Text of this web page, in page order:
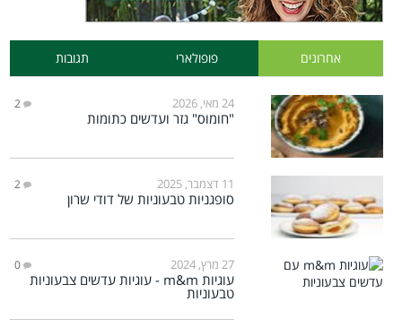
אחרונים פופולארי תגובות
24 מאי, 2026 2
"חומוס" גזר ועדשים כתומות
11 דצמבר, 2025 2
סופגניות טבעוניות של דודי שרון
27 מרץ, 2024 0
עוגיות m&m - עוגיות עדשים צבעוניות
טבעוניות